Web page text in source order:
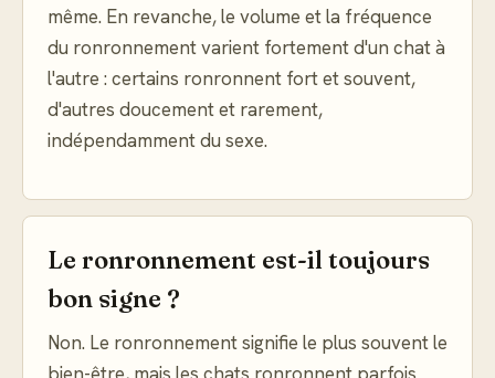
même. En revanche, le volume et la fréquence
du ronronnement varient fortement d'un chat à
l'autre : certains ronronnent fort et souvent,
d'autres doucement et rarement,
indépendamment du sexe.
Le ronronnement est-il toujours
bon signe ?
Non. Le ronronnement signifie le plus souvent le